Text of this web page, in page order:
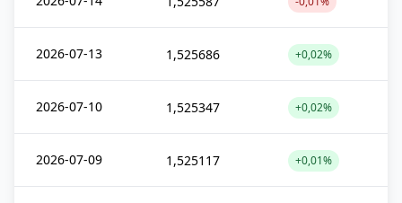
2026-07-13 1,525686 +0,02%
2026-07-10 1,525347 +0,02%
2026-07-09 1,525117 +0,01%